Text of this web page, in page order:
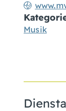
Musik